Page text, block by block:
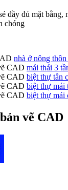
đầy đủ mặt
chóng
nhà ở nông
CAD mái thái 3
CAD biệt thự tân
CAD biệt thự mái
CAD biệt thự mái
vẽ CAD